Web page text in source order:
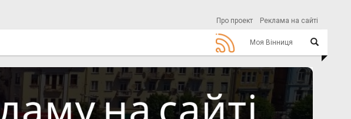
Про проект Реклама на сайті
Моя Вінниця